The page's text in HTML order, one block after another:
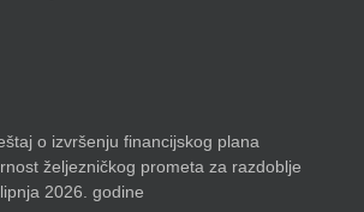
o izvršenju financijskog plana
željezničkog prometa za razdoblje
2026. godine